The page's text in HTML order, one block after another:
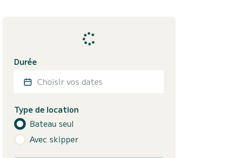
Durée
Choisir vos dates
Type de location
Bateau seul
Avec skipper